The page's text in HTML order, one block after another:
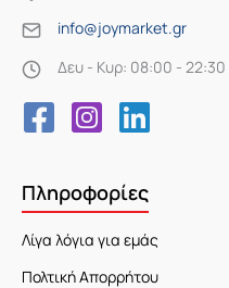
info@joymarket.gr
Δευ - Κυρ: 08:00 - 22:30
Πληροφορίες
Λίγα λόγια για εμάς
Πολτική Απορρήτου